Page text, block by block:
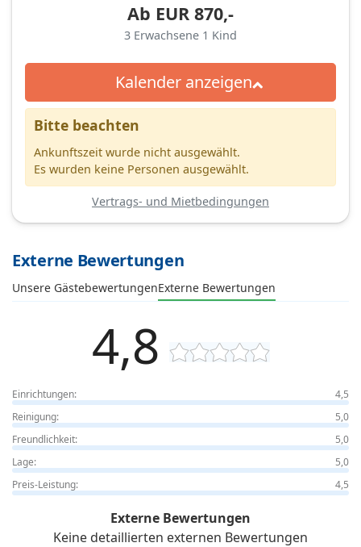
Ab EUR 870,-
3 Erwachsene 1 Kind
Kalender anzeigen
Bitte beachten
Ankunftszeit wurde nicht ausgewählt.
Es wurden keine Personen ausgewählt.
Vertrags- und Mietbedingungen
Externe Bewertungen
Unsere GästebewertungenExterne Bewertungen
4,8
Einrichtungen:
4,5
Reinigung:
5,0
Freundlichkeit:
5,0
Lage:
5,0
Preis-Leistung:
4,5
Externe Bewertungen
Keine detaillierten externen Bewertungen